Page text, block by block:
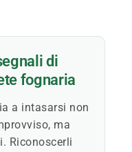
di
fognaria
a intasarsi non
ma
Riconoscerli